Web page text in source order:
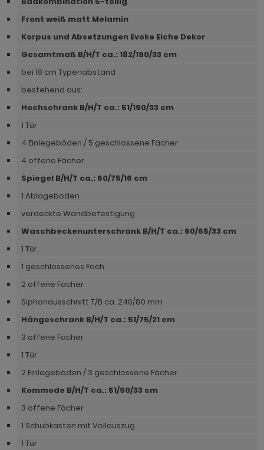
Front weiß matt Melamin
Korpus und Absetzungen Evoke Eiche Dekor
Gesamtmaß B/H/T ca.: 182/190/33 cm
bei 10 cm Typenabstand
bestehend aus:
Hochschrank B/H/T ca.: 51/190/33 cm
1 Tür
4 Einlegeböden / 5 geschlossene Fächer
4 offene Fächer
Spiegel B/H/T ca.: 60/75/16 cm
1 Ablageboden
verdeckte Wandbefestigung
Waschbeckenunterschrank B/H/T ca.: 60/65/33 cm
1 Tür,
1 geschlossenes Fach
2 offene Fächer
Siphonausschnitt T/B ca. 240/80 mm
Hängeschrank B/H/T ca.: 51/75/21 cm
3 offene Fächer
1 Tür
2 Einlegeböden / 3 geschlossene Fächer
Kommode B/H/T ca.: 51/90/33 cm
3 offene Fächer
1 Schubkasten mit Vollauszug
1 Tür
Niran
Norwich
Onawa grau
Onawa grün
Option Jackson Eiche
Option Kaschmir
Ribera
Rideau
Ronson
Rovola
Scandik
Sentra
Seyne
Stove Old Style hell
Norris
Norwich
Ocean
Paterno
Piano
Positano
Prime
Rideau
Rivian
Romina
Ronin Eiche
Ronin Esche
Ronson
Rovola
Rubin weiß